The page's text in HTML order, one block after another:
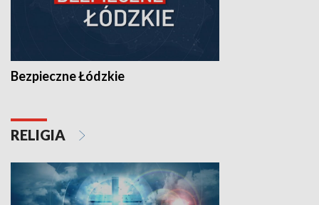
Bezpieczne Łódzkie
RELIGIA